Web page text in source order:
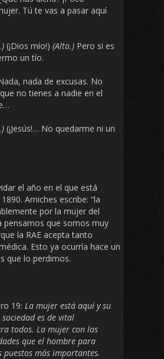
Tú te vas a pasar aquí
(¡Dios mío!) (Alto.) Pero si es
un tío.
nada de excusas. No
no tienes a nadie en el
(¡Jesús!… No quedarme ni un
el año en el que está
Arniches escribe: “la
por la mujer del
pensamos que somos muy
la RAE acepta tanto
Esto ya ocurría hace un
que lo perdimos.
19: La mujer está aquí y su
es de vital
todos. La mujer con las
que el hombre para
puestos más importantes.